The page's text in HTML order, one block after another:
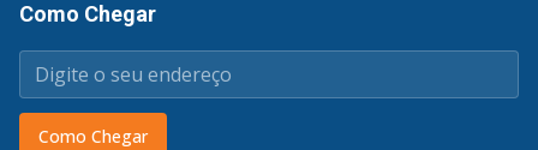
Como Chegar
Como Chegar